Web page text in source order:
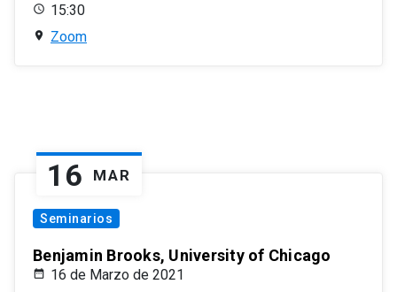
15:30
Zoom
16 MAR
Seminarios
Benjamin Brooks, University of Chicago
16 de Marzo de 2021